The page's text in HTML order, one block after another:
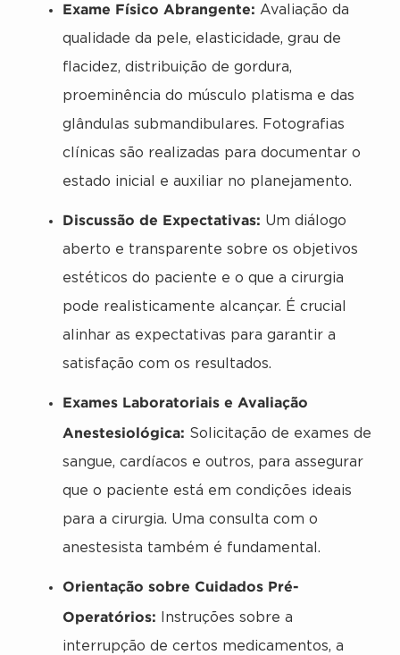
Exame Físico Abrangente: Avaliação da
qualidade da pele, elasticidade, grau de
flacidez, distribuição de gordura,
proeminência do músculo platisma e das
glândulas submandibulares. Fotografias
clínicas são realizadas para documentar o
estado inicial e auxiliar no planejamento.
Discussão de Expectativas: Um diálogo
aberto e transparente sobre os objetivos
estéticos do paciente e o que a cirurgia
pode realisticamente alcançar. É crucial
alinhar as expectativas para garantir a
satisfação com os resultados.
Exames Laboratoriais e Avaliação
Anestesiológica: Solicitação de exames de
sangue, cardíacos e outros, para assegurar
que o paciente está em condições ideais
para a cirurgia. Uma consulta com o
anestesista também é fundamental.
Orientação sobre Cuidados Pré-
Operatórios: Instruções sobre a
interrupção de certos medicamentos, a